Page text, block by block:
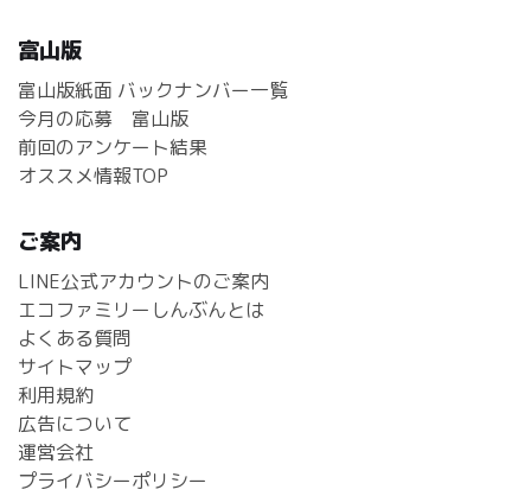
富山版
富山版紙面 バックナンバー一覧
今月の応募 富山版
前回のアンケート結果
オススメ情報TOP
ご案内
LINE公式アカウントのご案内
エコファミリーしんぶんとは
よくある質問
サイトマップ
利用規約
広告について
運営会社
プライバシーポリシー